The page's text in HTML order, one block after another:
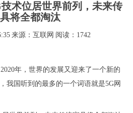
术位居世界前列，未来传
将全都淘汰
来源：互联网 阅读：1742
年，世界的发展又迎来了一个新的
我国听到的最多的一个词语就是5G网